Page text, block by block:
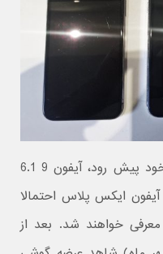
اگر اپل طبق برنامه زمانی معمول خود پیش رود، آیفون 9 6.1
ایکس و آیفون ایکس پلاس احتمالا
(20 شهریور) معرفی خواهند شد. بعد از